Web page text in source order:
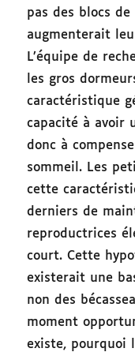
pas des blocs
augmenterait
L’équipe de
les gros
caractéristique
capacité à avoir
donc à
sommeil. Les
cette
derniers de
reproductrices
court. Cette
existerait une
non des
moment
existe, pourquoi